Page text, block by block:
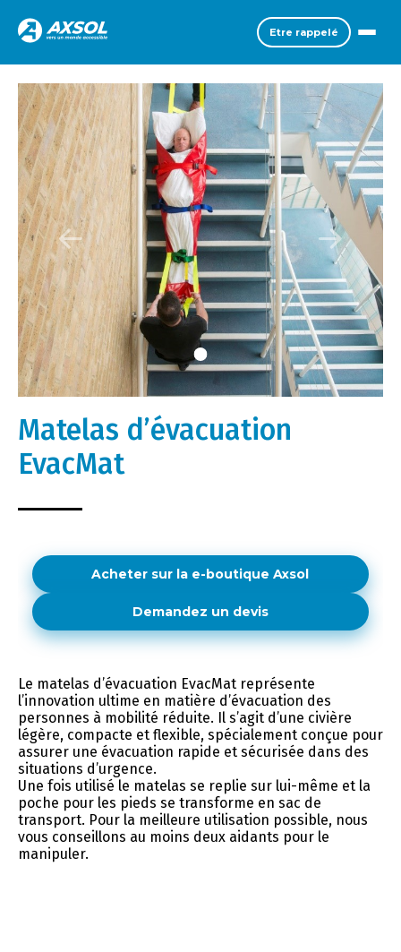
Etre rappelé
Matelas d’évacuation
EvacMat
Le matelas d’évacuation EvacMat représente
l’innovation ultime en matière d’évacuation des
personnes à mobilité réduite. Il s’agit d’une civière
légère, compacte et flexible, spécialement conçue pour
assurer une évacuation rapide et sécurisée dans des
situations d’urgence.
Une fois utilisé le matelas se replie sur lui-même et la
poche pour les pieds se transforme en sac de
transport. Pour la meilleure utilisation possible, nous
vous conseillons au moins deux aidants pour le
manipuler.
Acheter sur la e-boutique Axsol
Demandez un devis